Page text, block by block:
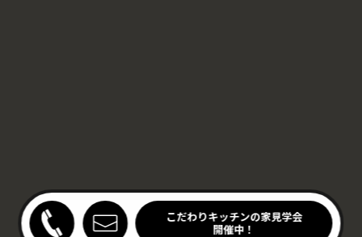
ンを確実に通す4ヶ
条！
こだわりキッチンの家見学会
開催中！